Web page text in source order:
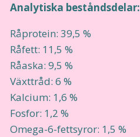
Analytiska beståndsdelar:
Råprotein: 39,5 %
Råfett: 11,5 %
Råaska: 9,5 %
Växttråd: 6 %
Kalcium: 1,6 %
Fosfor: 1,2 %
Omega-6-fettsyror: 1,5 %